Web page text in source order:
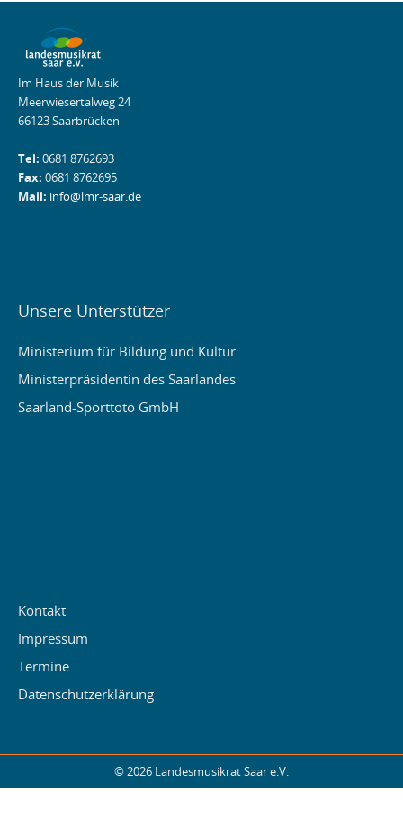
Im Haus der Musik
Meerwiesertalweg 24
66123 Saarbrücken
Tel: 0681 8762693
Fax: 0681 8762695
Mail: info@lmr-saar.de
Unsere Unterstützer
Ministerium für Bildung und Kultur
Ministerpräsidentin des Saarlandes
Saarland-Sporttoto GmbH
Kontakt
Impressum
Termine
Datenschutzerklärung
© 2026 Landesmusikrat Saar e.V.